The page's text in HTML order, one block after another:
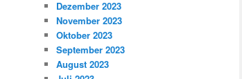
Dezember 2023
November 2023
Oktober 2023
September 2023
August 2023